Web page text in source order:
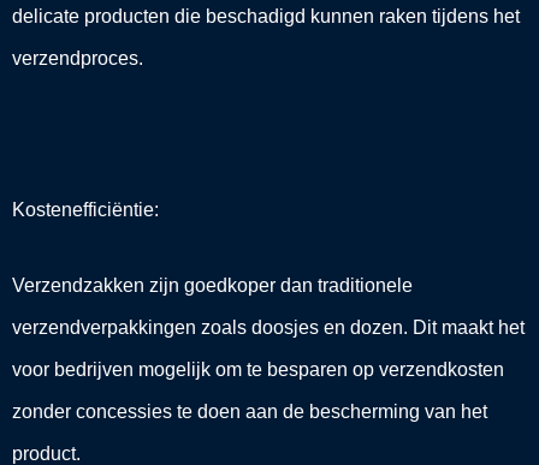
delicate producten die beschadigd kunnen raken tijdens het
verzendproces.
Kostenefficiëntie:
Verzendzakken zijn goedkoper dan traditionele
verzendverpakkingen zoals doosjes en dozen. Dit maakt het
voor bedrijven mogelijk om te besparen op verzendkosten
zonder concessies te doen aan de bescherming van het
product.